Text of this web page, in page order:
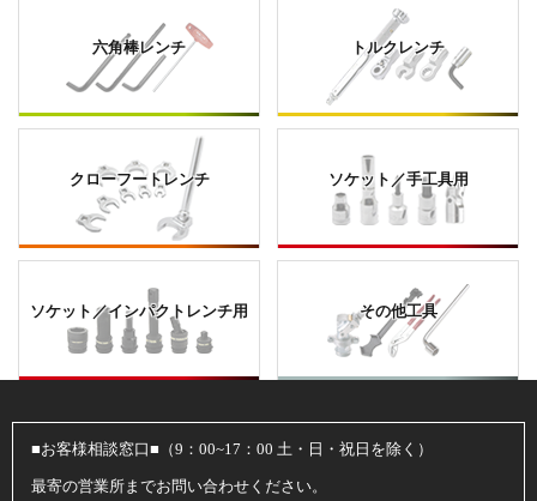
六角棒レンチ トルクレンチ
クローフートレンチ ソケット／手工具用
ソケット／インパクトレンチ用 その他工具
■お客様相談窓口■（9：00~17：00 土・日・祝日を除く）
最寄の営業所までお問い合わせください。